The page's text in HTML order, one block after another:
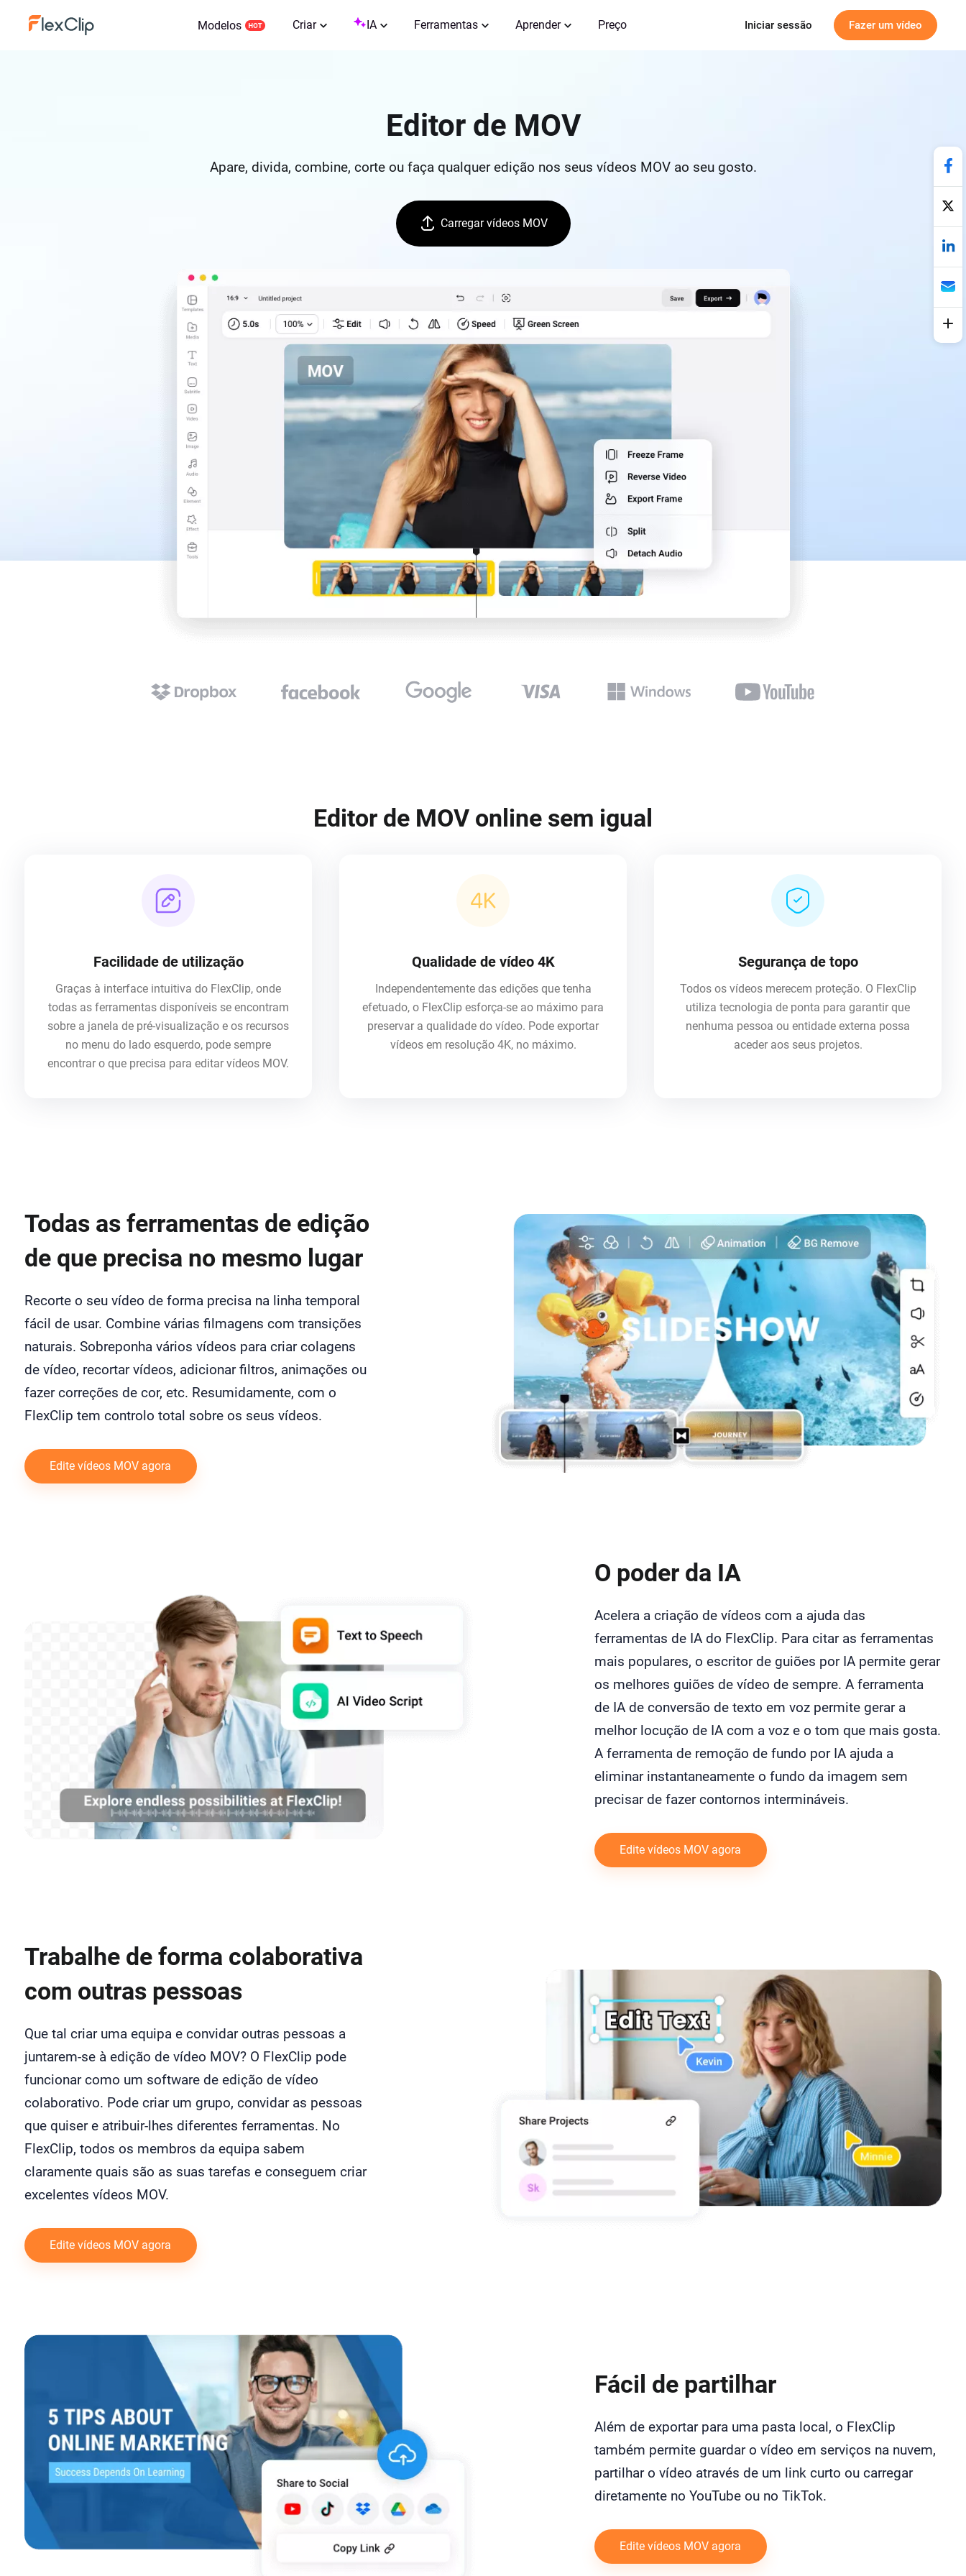
Modelos Criar IA Ferramentas Aprender Preço Iniciar sessão Fazer um vídeo
Editor de MOV
Apare, divida, combine, corte ou faça qualquer edição nos seus vídeos MOV ao seu gosto.
Carregar vídeos MOV
Editor de MOV online sem igual
Facilidade de utilização
Graças à interface intuitiva do FlexClip, onde
todas as ferramentas disponíveis se encontram
sobre a janela de pré-visualização e os recursos
no menu do lado esquerdo, pode sempre
encontrar o que precisa para editar vídeos MOV.
Qualidade de vídeo 4K
Independentemente das edições que tenha
efetuado, o FlexClip esforça-se ao máximo para
preservar a qualidade do vídeo. Pode exportar
vídeos em resolução 4K, no máximo.
Segurança de topo
Todos os vídeos merecem proteção. O FlexClip
utiliza tecnologia de ponta para garantir que
nenhuma pessoa ou entidade externa possa
aceder aos seus projetos.
Todas as ferramentas de edição
de que precisa no mesmo lugar
Recorte o seu vídeo de forma precisa na linha temporal
fácil de usar. Combine várias filmagens com transições
naturais. Sobreponha vários vídeos para criar colagens
de vídeo, recortar vídeos, adicionar filtros, animações ou
fazer correções de cor, etc. Resumidamente, com o
FlexClip tem controlo total sobre os seus vídeos.
Edite vídeos MOV agora
O poder da IA
Acelera a criação de vídeos com a ajuda das
ferramentas de IA do FlexClip. Para citar as ferramentas
mais populares, o escritor de guiões por IA permite gerar
os melhores guiões de vídeo de sempre. A ferramenta
de IA de conversão de texto em voz permite gerar a
melhor locução de IA com a voz e o tom que mais gosta.
A ferramenta de remoção de fundo por IA ajuda a
eliminar instantaneamente o fundo da imagem sem
precisar de fazer contornos intermináveis.
Edite vídeos MOV agora
Trabalhe de forma colaborativa
com outras pessoas
Que tal criar uma equipa e convidar outras pessoas a
juntarem-se à edição de vídeo MOV? O FlexClip pode
funcionar como um software de edição de vídeo
colaborativo. Pode criar um grupo, convidar as pessoas
que quiser e atribuir-lhes diferentes ferramentas. No
FlexClip, todos os membros da equipa sabem
claramente quais são as suas tarefas e conseguem criar
excelentes vídeos MOV.
Edite vídeos MOV agora
Fácil de partilhar
Além de exportar para uma pasta local, o FlexClip
também permite guardar o vídeo em serviços na nuvem,
partilhar o vídeo através de um link curto ou carregar
diretamente no YouTube ou no TikTok.
Edite vídeos MOV agora